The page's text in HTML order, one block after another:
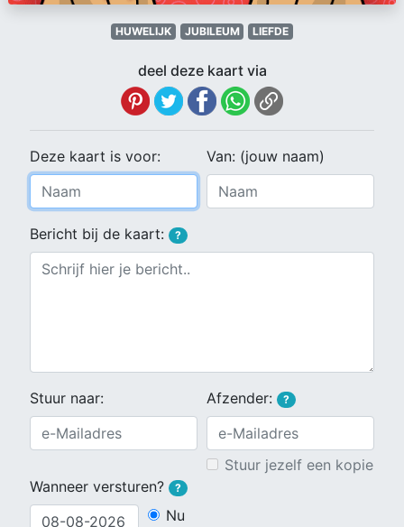
HUWELIJK JUBILEUM LIEFDE
deel deze kaart via
Deze kaart is voor: Van: (jouw naam)
Bericht bij de kaart: ?
Stuur naar: Afzender: ?
Stuur jezelf een kopie
Wanneer versturen?
?
Nu